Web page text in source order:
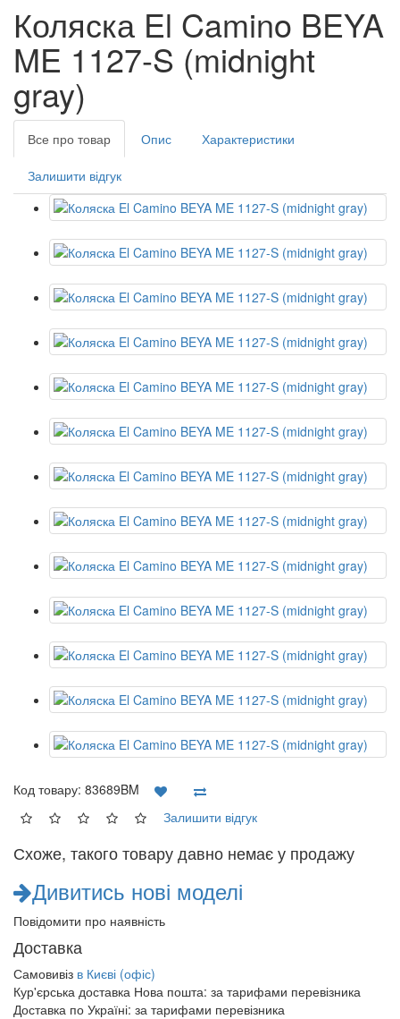
Коляска El Camino BEYA
ME 1127-S (midnight
gray)
Все про товар Опис Характеристики
Залишити відгук
Код товару: 83689BM
Залишити відгук
Схоже, такого товару давно немає у продажу
Дивитись нові моделі
Повідомити про наявність
Доставка
Самовивіз в Києві (офіс)
Кур'єрська доставка Нова пошта: за тарифами перевізника
Доставка по Україні: за тарифами перевізника